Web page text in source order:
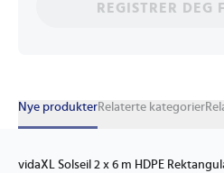
REGISTRER DEG
Nye produkterRelaterte kategorier
vidaXL Solseil 2 x 6 m HDPE